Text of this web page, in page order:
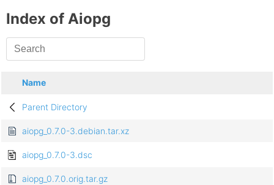
Index of Aiopg
Name
Parent Directory
aiopg_0.7.0-3.debian.tar.xz
aiopg_0.7.0-3.dsc
aiopg_0.7.0.orig.tar.gz